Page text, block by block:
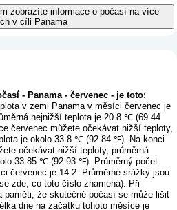
zobrazíte informace o počasí na více
v cíli Panama
- Panama - červenec - je toto:
v zemi Panama v měsíci červenec je
nejnižší teplota je 20.8 ℃ (69.44
červenec můžete očekávat nižší teploty,
je okolo 33.8 ℃ (92.84 ℉). Na konci
očekávat nižší teploty, průměrná
33.85 ℃ (92.93 ℉). Průměrný počet
červenec je 14.2. Průměrné srážky jsou
zde, co toto číslo znamená). Při
paměti, že skutečné počasí se může lišit
dne na začátku tohoto měsíce je